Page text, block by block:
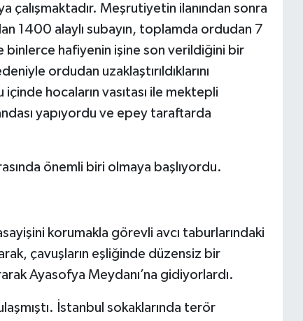
çalışmaktadır. Meşrutiyetin ilanından sonra
1400 alaylı subayın, toplamda ordudan 7
binlerce hafiyenin işine son verildiğini bir
ordudan uzaklaştırıldıklarını
hocaların vasıtası ile mektepli
yapıyordu ve epey taraftarda
önemli biri olmaya başlıyordu.
korumakla görevli avcı taburlarındaki
çavuşların eşliğinde düzensiz bir
Ayasofya Meydanı’na gidiyorlardı.
İstanbul sokaklarında terör